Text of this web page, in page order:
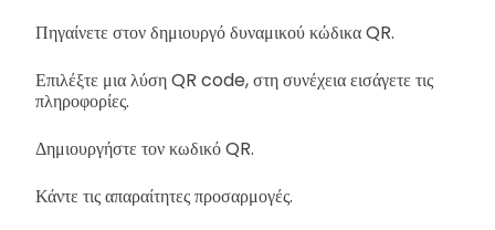
Πηγαίνετε στον δημιουργό δυναμικού κώδικα QR.
Επιλέξτε μια λύση QR code, στη συνέχεια εισάγετε τις
πληροφορίες.
Δημιουργήστε τον κωδικό QR.
Κάντε τις απαραίτητες προσαρμογές.